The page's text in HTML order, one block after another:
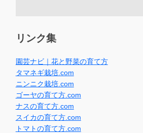
リンク集
園芸ナビ｜花と野菜の育て方
タマネギ栽培.com
ニンニク栽培.com
ゴーヤの育て方.com
ナスの育て方.com
スイカの育て方.com
トマトの育て方.com